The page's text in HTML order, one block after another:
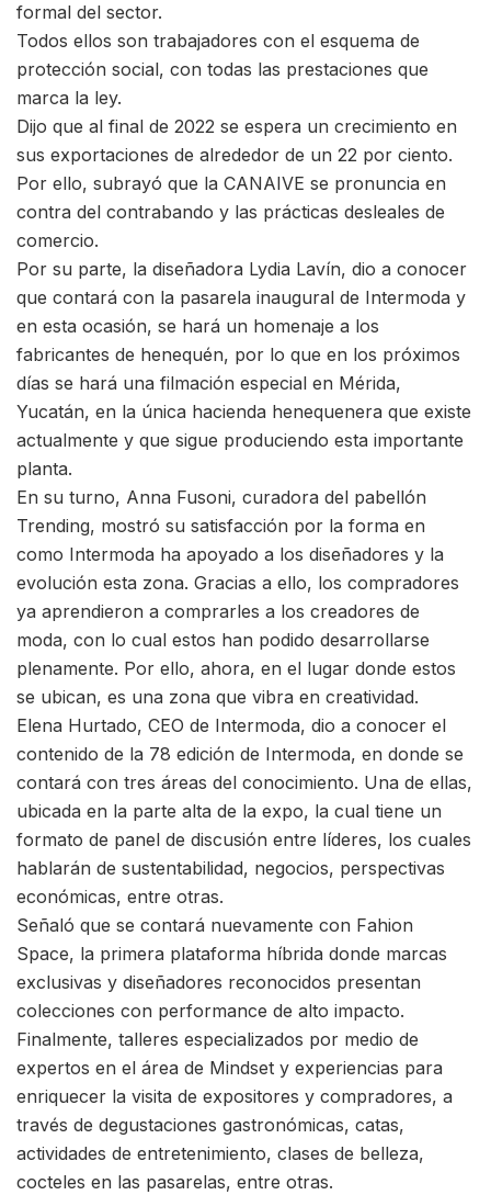
formal del sector.
Todos ellos son trabajadores con el esquema de
protección social, con todas las prestaciones que
marca la ley.
Dijo que al final de 2022 se espera un crecimiento en
sus exportaciones de alrededor de un 22 por ciento.
Por ello, subrayó que la CANAIVE se pronuncia en
contra del contrabando y las prácticas desleales de
comercio.
Por su parte, la diseñadora Lydia Lavín, dio a conocer
que contará con la pasarela inaugural de Intermoda y
en esta ocasión, se hará un homenaje a los
fabricantes de henequén, por lo que en los próximos
días se hará una filmación especial en Mérida,
Yucatán, en la única hacienda henequenera que existe
actualmente y que sigue produciendo esta importante
planta.
En su turno, Anna Fusoni, curadora del pabellón
Trending, mostró su satisfacción por la forma en
como Intermoda ha apoyado a los diseñadores y la
evolución esta zona. Gracias a ello, los compradores
ya aprendieron a comprarles a los creadores de
moda, con lo cual estos han podido desarrollarse
plenamente. Por ello, ahora, en el lugar donde estos
se ubican, es una zona que vibra en creatividad.
Elena Hurtado, CEO de Intermoda, dio a conocer el
contenido de la 78 edición de Intermoda, en donde se
contará con tres áreas del conocimiento. Una de ellas,
ubicada en la parte alta de la expo, la cual tiene un
formato de panel de discusión entre líderes, los cuales
hablarán de sustentabilidad, negocios, perspectivas
económicas, entre otras.
Señaló que se contará nuevamente con Fahion
Space, la primera plataforma híbrida donde marcas
exclusivas y diseñadores reconocidos presentan
colecciones con performance de alto impacto.
Finalmente, talleres especializados por medio de
expertos en el área de Mindset y experiencias para
enriquecer la visita de expositores y compradores, a
través de degustaciones gastronómicas, catas,
actividades de entretenimiento, clases de belleza,
cocteles en las pasarelas, entre otras.